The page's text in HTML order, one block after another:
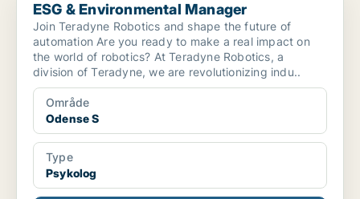
ESG & Environmental Manager
Join Teradyne Robotics and shape the future of
automation Are you ready to make a real impact on
the world of robotics? At Teradyne Robotics, a
division of Teradyne, we are revolutionizing indu..
Område
Odense S
Type
Psykolog